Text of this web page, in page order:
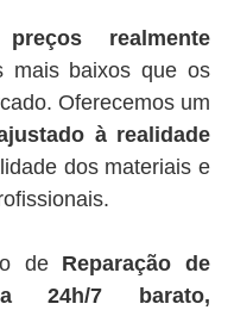
preços realmente
mais baixos que os
Oferecemos um
à realidade
dos materiais e
de Reparação de
24h/7 barato,